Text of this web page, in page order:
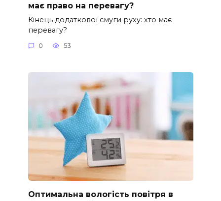
має право на перевагу?
Кінець додаткової смуги руху: хто має
перевагу?
0 53
Оптимальна вологість повітря в